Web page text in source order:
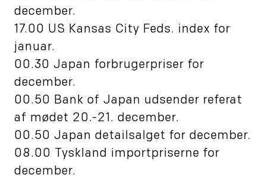
december.
17.00 US Kansas City Feds. index for
januar.
00.30 Japan forbrugerpriser for
december.
00.50 Bank of Japan udsender referat
af mødet 20.-21. december.
00.50 Japan detailsalget for december.
08.00 Tyskland importpriserne for
december.